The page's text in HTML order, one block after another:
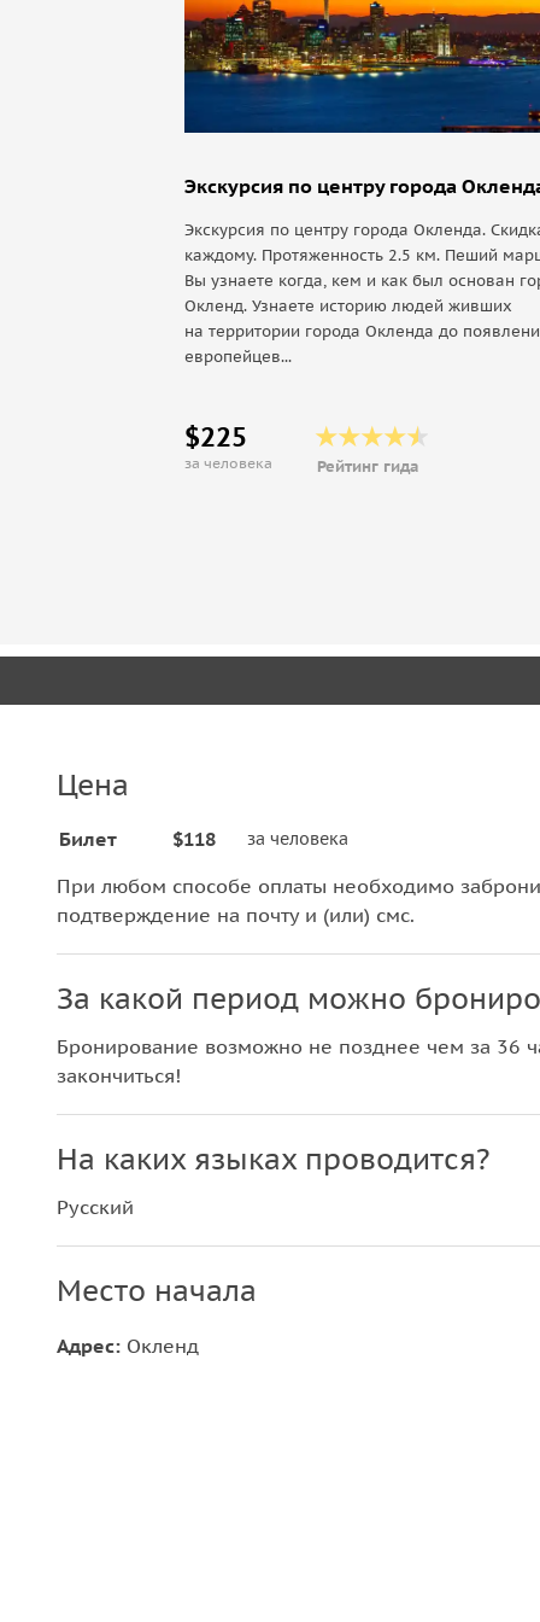
Экскурсия по центру города
Экскурсия по центру города Окленда.
каждому. Протяженность 2.5 км. Пеший
Вы узнаете когда, кем и как был основан
Окленд. Узнаете историю людей живших
на территории города Окленда до
европейцев...
$225
за человека Рейтинг гида
Цена
Билет $118 за человека
При любом способе оплаты необходимо
подтверждение на почту и (или) смс.
За какой период можно
Бронирование возможно не позднее чем за 36
закончиться!
На каких языках проводится?
Русский
Место начала
Адрес: Окленд